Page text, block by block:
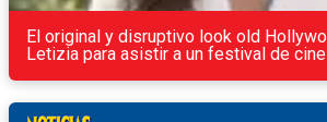
El original y disruptivo look old
Letizia para asistir a un festival de